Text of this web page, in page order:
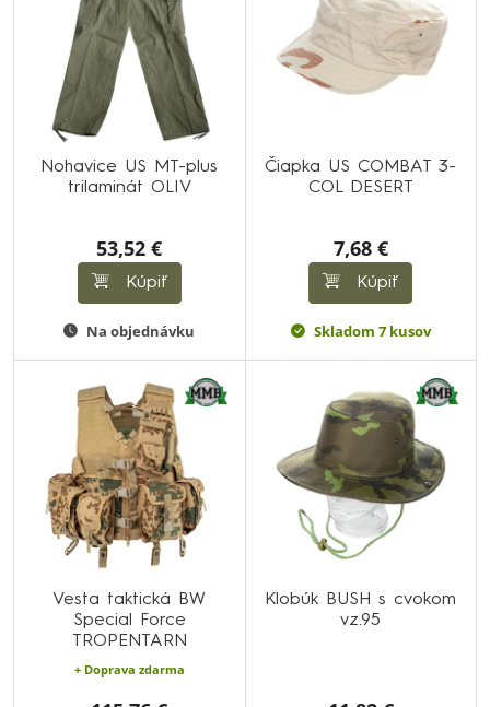
Nohavice US MT-plus
trilaminát OLIV
53,52 €
Kúpiť
Na objednávku
Čiapka US COMBAT 3-
COL DESERT
7,68 €
Kúpiť
Skladom 7 kusov
Vesta taktická BW
Special Force
TROPENTARN
+ Doprava zdarma
Klobúk BUSH s cvokom
vz.95